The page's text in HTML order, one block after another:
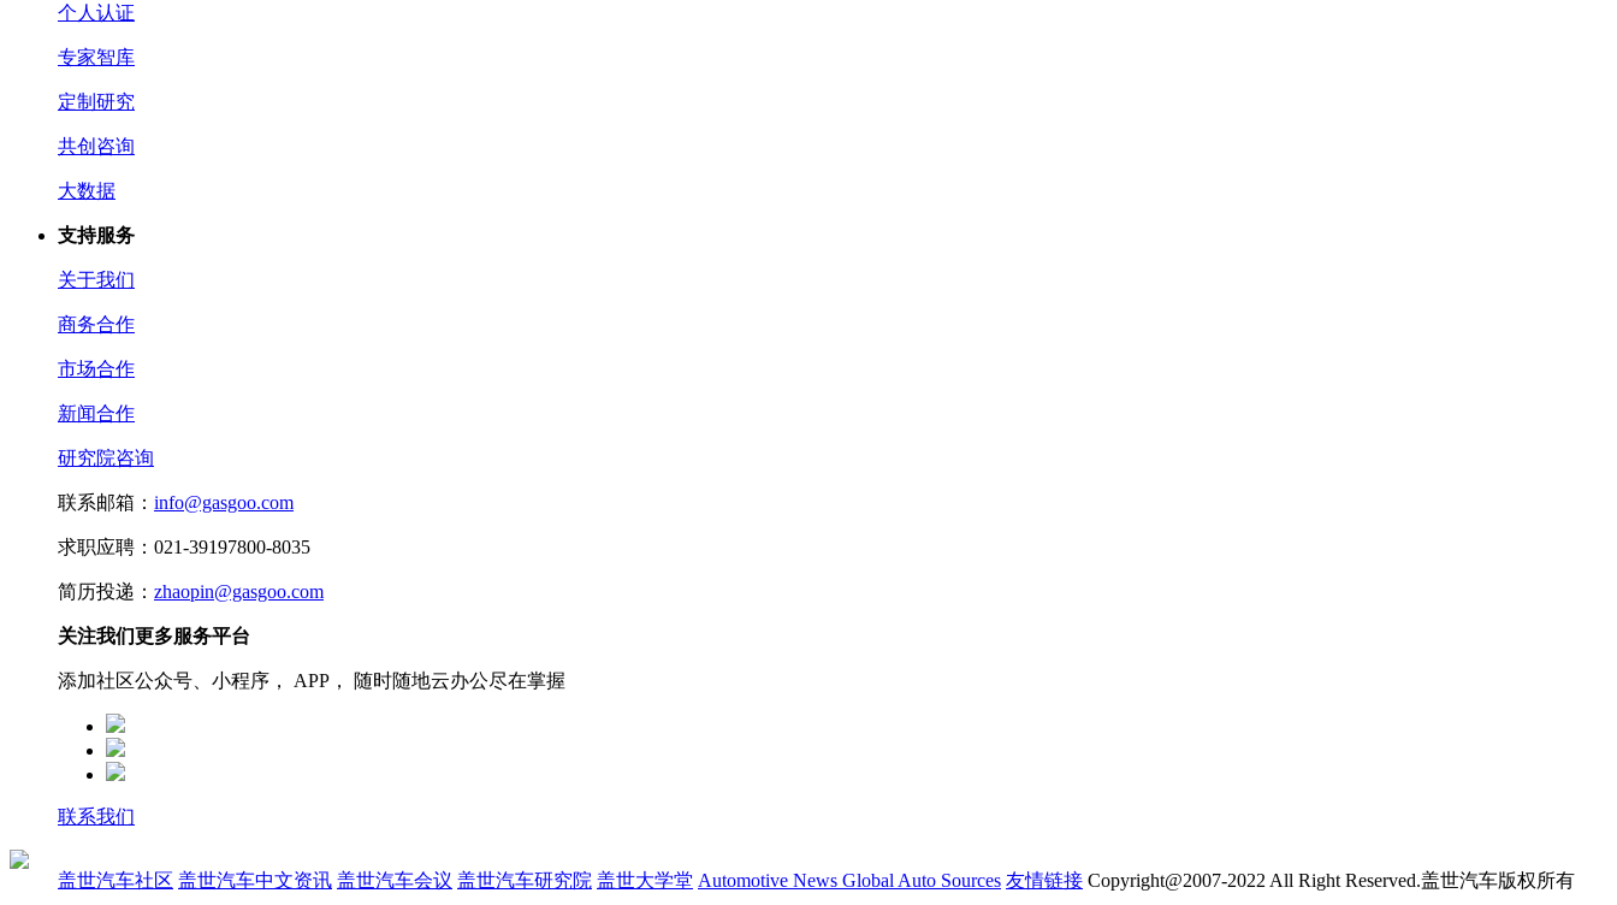
个人认证
专家智库
定制研究
共创咨询
大数据
支持服务
关于我们
商务合作
市场合作
新闻合作
研究院咨询
联系邮箱： info@gasgoo.com
求职应聘：021-39197800-8035
简历投递： zhaopin@gasgoo.com
关注我们更多服务平台
添加社区公众号、小程序， APP， 随时随地云办公尽在掌握
联系我们
盖世汽车社区 盖世汽车中文资讯 盖世汽车会议 盖世汽车研究院 盖世大学堂 Automotive News Global Auto Sources 友情链接 Copyright@2007-2022 All Right Reserved.盖世汽车版权所有